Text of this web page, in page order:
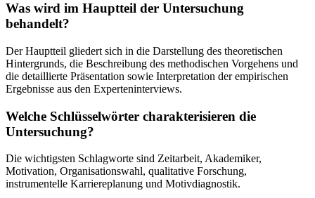
Was wird im Hauptteil der Untersuchung
behandelt?
Der Hauptteil gliedert sich in die Darstellung des theoretischen
Hintergrunds, die Beschreibung des methodischen Vorgehens und
die detaillierte Präsentation sowie Interpretation der empirischen
Ergebnisse aus den Experteninterviews.
Welche Schlüsselwörter charakterisieren die
Untersuchung?
Die wichtigsten Schlagworte sind Zeitarbeit, Akademiker,
Motivation, Organisationswahl, qualitative Forschung,
instrumentelle Karriereplanung und Motivdiagnostik.